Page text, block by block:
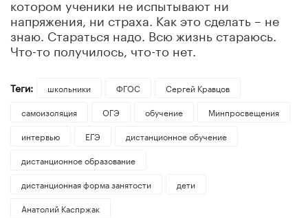
котором ученики не испытывают ни
напряжения, ни страха. Как это сделать – не
знаю. Стараться надо. Всю жизнь стараюсь.
Что-то получилось, что-то нет.
Теги: школьники ФГОС
Сергей Кравцов
самоизоляция
ОГЭ обучение
Минпросвещения
интервью
ЕГЭ
дистанционное обучение
дистанционное образование
дистанционная форма занятости
дети
Анатолий Каспржак